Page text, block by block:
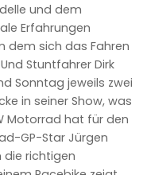
und dem
Erfahrungen
dem sich das Fahren
Stuntfahrer Dirk
Sonntag jeweils zwei
in seiner Show, was
Motorrad hat für den
GP-Star Jürgen
die richtigen